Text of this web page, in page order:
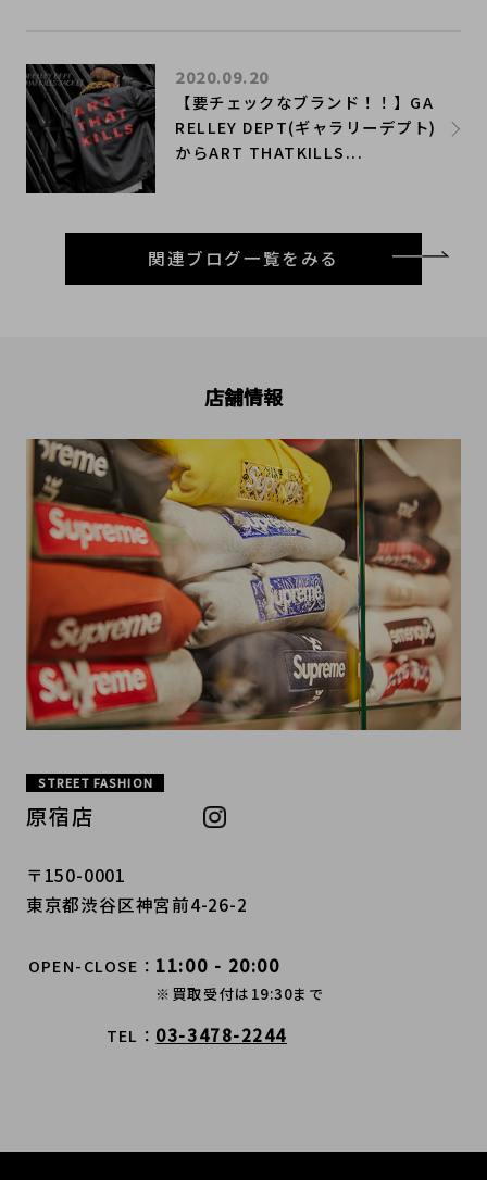
​【要チェックなブランド！！】GA
RELLEY DEPT(ギャラリーデプト)
からART THATKILLS...
2020.09.20
関連ブログ一覧をみる
店舗情報
STREET FASHION
原宿店
〒150-0001
東京都渋谷区神宮前4-26-2
OPEN-CLOSE 11:00 - 20:00
※買取受付は19:30まで
TEL 03-3478-2244